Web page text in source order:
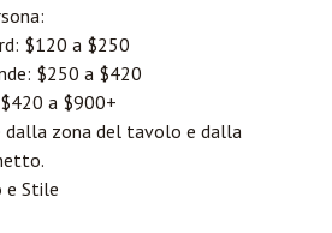
$120 a $250
$250 a $420
a $900+
dalla zona del tavolo e dalla
e Stile